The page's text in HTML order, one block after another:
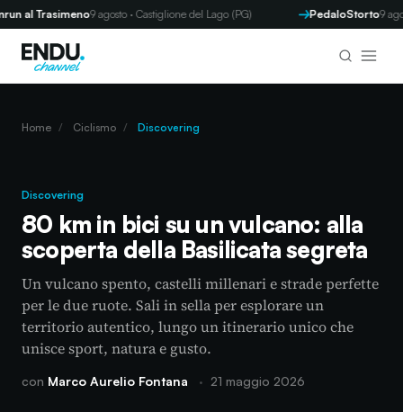
Trasimeno9 agosto · Castiglione del Lago (PG) PedaloStorto9 agosto
Home / Ciclismo / Discovering
Discovering
80 km in bici su un vulcano: alla
scoperta della Basilicata segreta
Un vulcano spento, castelli millenari e strade perfette
per le due ruote. Sali in sella per esplorare un
territorio autentico, lungo un itinerario unico che
unisce sport, natura e gusto.
con Marco Aurelio Fontana · 21 maggio 2026